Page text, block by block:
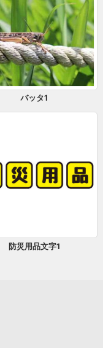
バッタ1
防災用品文字1